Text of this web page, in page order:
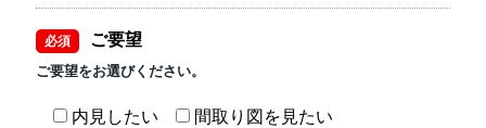
必須 ご要望
ご要望をお選びください。
内見したい
間取り図を見たい